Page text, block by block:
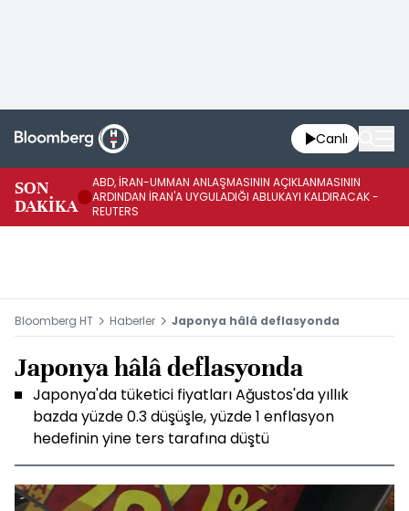
Canlı
SON
DAKİKA
ABD, İRAN-UMMAN ANLAŞMASININ AÇIKLANMASININ
ARDINDAN İRAN'A UYGULADIĞI ABLUKAYI KALDIRACAK -
REUTERS
Bloomberg HT Haberler Japonya hâlâ deflasyonda
Japonya hâlâ deflasyonda
Japonya'da tüketici fiyatları Ağustos'da yıllık
bazda yüzde 0.3 düşüşle, yüzde 1 enflasyon
hedefinin yine ters tarafına düştü